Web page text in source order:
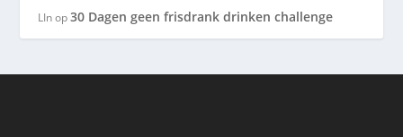
LInop30 Dagen geen frisdrank drinken challenge